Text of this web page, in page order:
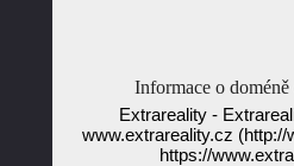
Informace o
Extrareality -
www.extrareality.cz (http://
https://